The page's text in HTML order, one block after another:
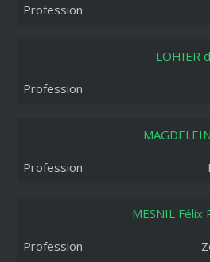
LOHIER
MESNIL Félix